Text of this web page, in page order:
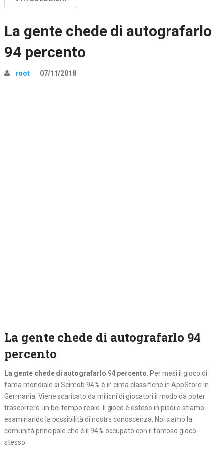
La gente chede di autografarlo
94 percento
root 07/11/2018
La gente chede di autografarlo 94
percento
La gente chede di autografarlo 94 percento. Per mesi il gioco di
fama mondiale di Scimob 94% è in cima classifiche in AppStore in
Germania. Viene scaricato da milioni di giocatori il modo da poter
trascorrere un bel tempo reale. Il gioco è esteso in piedi e stiamo
esaminando la possibilità di nostra conoscenza. Noi siamo la
comunità principale che è il 94% occupato con il famoso gioco
stesso.